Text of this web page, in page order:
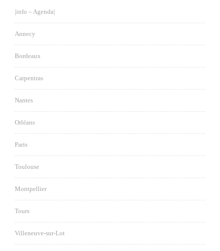
|info – Agenda|
Annecy
Bordeaux
Carpentras
Nantes
Orléans
Paris
Toulouse
Montpellier
Tours
Villeneuve-sur-Lot